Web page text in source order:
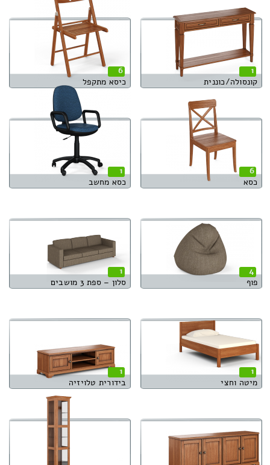
1
קונסולה/כוננית
6
כיסא מתקפל
6
כסא
1
כסא מחשב
4
פוף
1
סלון – ספת 3 מושבים
1
מיטה וחצי
1
בידורית טלויזיה